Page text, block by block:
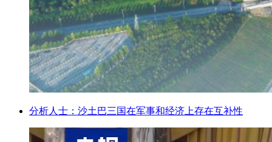
分析人士：沙土巴三国在军事和经济上存在互补性